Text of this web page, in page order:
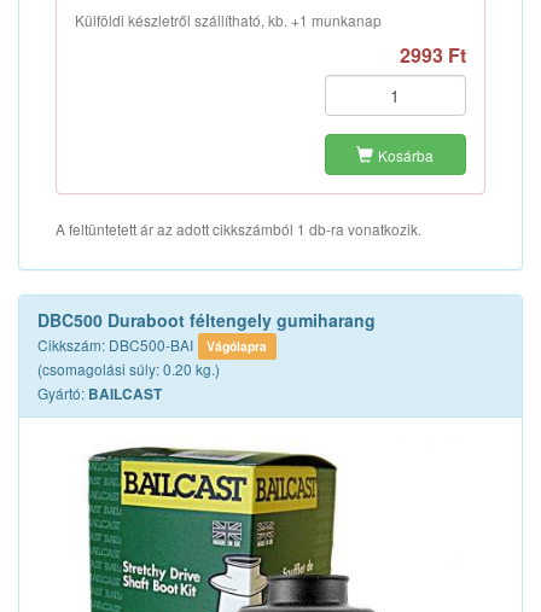
Külföldi készletről szállítható, kb. +1 munkanap
2993 Ft
Kosárba
A feltüntetett ár az adott cikkszámból 1 db-ra vonatkozik.
DBC500 Duraboot féltengely gumiharang
Cikkszám: DBC500-BAI Vágólapra
(csomagolási súly: 0.20 kg.)
Gyártó: BAILCAST